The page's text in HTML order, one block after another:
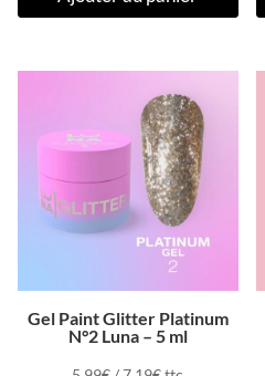
Gel Paint Glitter Platinum
N°2 Luna – 5 ml